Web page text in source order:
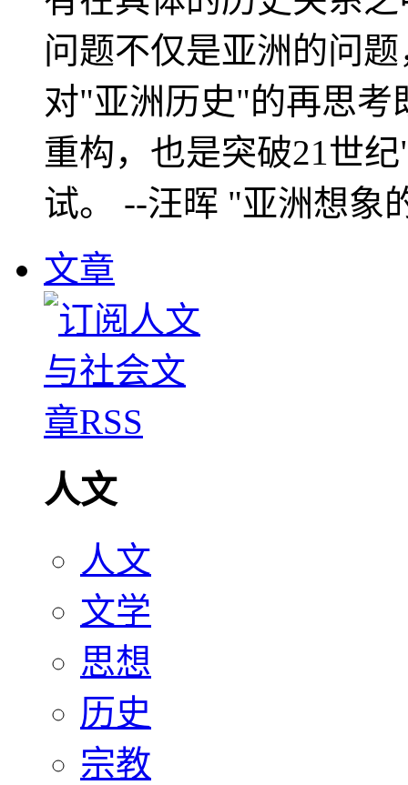
问题不仅是亚洲的问
对"亚洲历史"的再思考
重构，也是突破21世
试。 --汪晖 "亚洲想象
文章
人文
人文
文学
思想
历史
宗教